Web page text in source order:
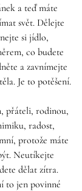
a teď máte
svět. Dělejte
si jídlo,
co budete
a zavnímejte
Je to potěšení.
přáteli, rodinou,
radost,
protože máte
Neutíkejte
dělat zítra.
to jen povinné